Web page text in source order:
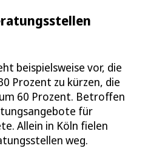
beispielsweise vor, die
Prozent zu kürzen, die
60 Prozent. Betroffen
für
Allein in Köln fielen
weg.